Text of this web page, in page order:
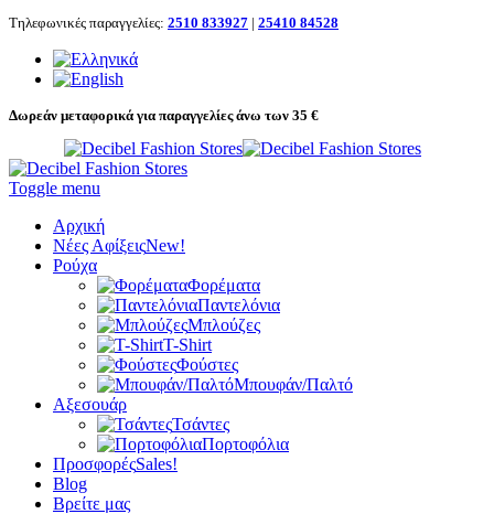
Τηλεφωνικές παραγγελίες: 2510 833927 | 25410 84528
Δωρεάν μεταφορικά για παραγγελίες άνω των 35 €
Toggle menu
Αρχική
Νέες ΑφίξειςNew!
Ρούχα
Φορέματα
Παντελόνια
Μπλούζες
T-Shirt
Φούστες
Μπουφάν/Παλτό
Αξεσουάρ
Τσάντες
Πορτοφόλια
ΠροσφορέςSales!
Blog
Βρείτε μας